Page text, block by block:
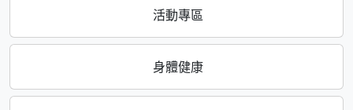
活動專區
身體健康